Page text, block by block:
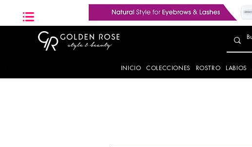
INICIO COLECCIONES ROSTRO LABIOS